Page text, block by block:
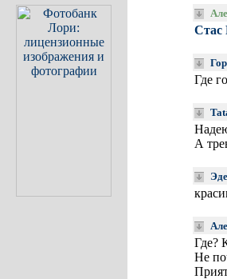
Стас
Где
А
Где?
Не